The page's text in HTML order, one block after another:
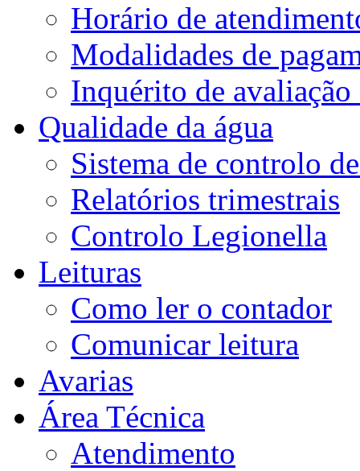
Horário de
Modalidades de
Inquérito de
Qualidade da água
Sistema de controlo
Relatórios trimestrais
Controlo Legionella
Leituras
Como ler o contador
Comunicar leitura
Avarias
Área Técnica
Atendimento